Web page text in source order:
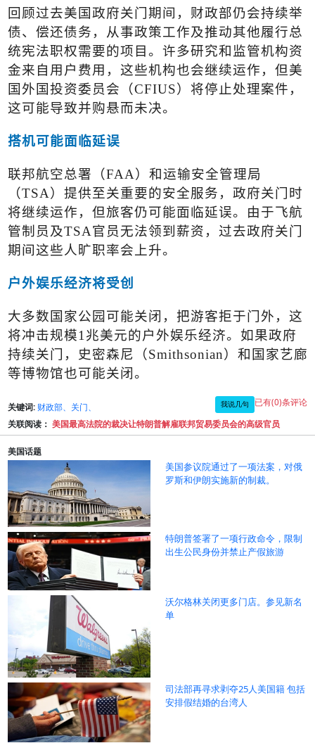
回顾过去美国政府关门期间，财政部仍会持续举
债、偿还债务，从事政策工作及推动其他履行总
统宪法职权需要的项目。许多研究和监管机构资
金来自用户费用，这些机构也会继续运作，但美
国外国投资委员会（CFIUS）将停止处理案件，
这可能导致并购悬而未决。
搭机可能面临延误
联邦航空总署（FAA ）和运输安全管理局
（TSA ）提供至关重要的安全服务，政府关门时
将继续运作，但旅客仍可能面临延误。由于飞航
管制员及TSA官员无法领到薪资，过去政府关门
期间这些人旷职率会上升。
户外娱乐经济将受创
大多数国家公园可能关闭，把游客拒于门外，这
将冲击规模1 兆美元的户外娱乐经济。如果政府
持续关门，史密森尼（Smithsonian）和国家艺廊
等博物馆也可能关闭。
关键词: 财政部、关门、 我说几句 已有(0)条评论
关联阅读： 美国最高法院的裁决让特朗普解雇联邦贸易委员会的高级官员
美国话题
美国参议院通过了一项法案，对俄
罗斯和伊朗实施新的制裁。
特朗普签署了一项行政命令，限制
出生公民身份并禁止产假旅游
沃尔格林关闭更多门店。参见新名
单
司法部再寻求剥夺25人美国籍 包括
安排假结婚的台湾人